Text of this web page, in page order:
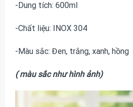
-Dung tích: 600ml
-Chất liệu: INOX 304
-Màu sắc: Đen, trắng, xanh, hồng
( màu sắc như hình ảnh)